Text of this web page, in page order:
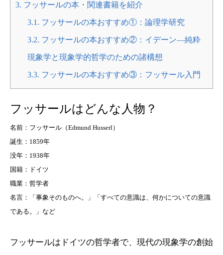
3. フッサールの本・関連書籍を紹介
3.1. フッサールの本おすすめ①：論理学研究
3.2. フッサールの本おすすめ②：イデーン―純粋
現象学と現象学的哲学のための諸構想
3.3. フッサールの本おすすめ③：フッサール入門
フッサールはどんな人物？
名前：フッサール（Edmund Husserl）
誕生：1859年
没年：1938年
国籍：ドイツ
職業：哲学者
名言：「事象そのものへ。」「すべての意識は、何かについての意識
である。」など
フッサールはドイツの哲学者で、現代の現象学の創始